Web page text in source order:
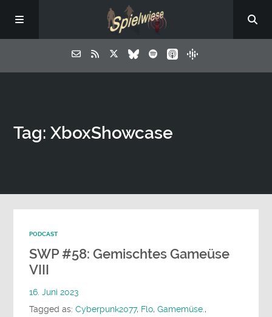
Tag: XboxShowcase
PODCAST
SWP #58: Gemischtes Gameüse
VIII
16. Juni 2023
Tagged as:Cyberpunk2077, Flo,Gamemüse.,